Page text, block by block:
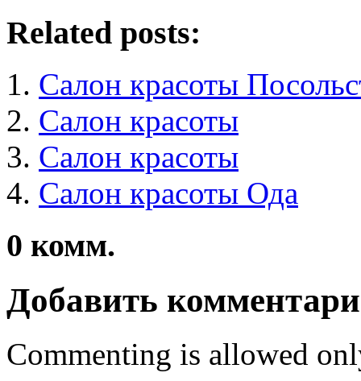
Related posts:
Салон красоты
Салон красоты
Салон красоты
Салон красоты Ода
0 комм.
Добавить
Commenting is allowed